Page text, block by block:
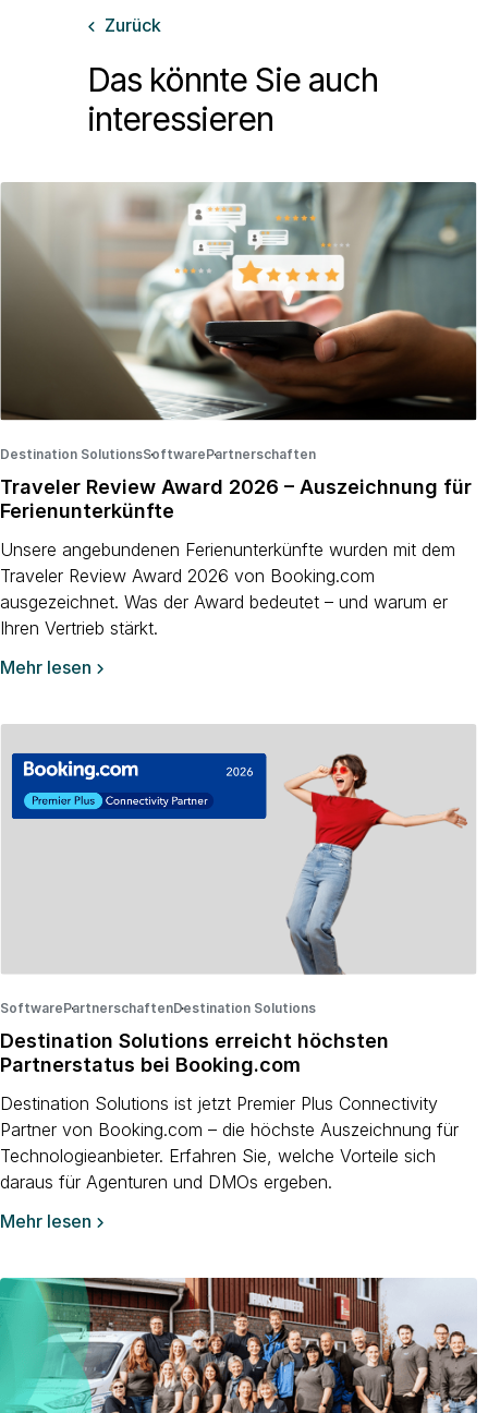
 Zurück
Das könnte Sie auch
interessieren
Destination Solutions ·
Software ·
Partnerschaften
Traveler Review Award 2026 – Auszeichnung für
Ferienunterkünfte
Unsere angebundenen Ferienunterkünfte wurden mit dem
Traveler Review Award 2026 von Booking.com
ausgezeichnet. Was der Award bedeutet – und warum er
Ihren Vertrieb stärkt.
Mehr lesen 
Software ·
Partnerschaften ·
Destination Solutions
Destination Solutions erreicht höchsten
Partnerstatus bei Booking.com
Destination Solutions ist jetzt Premier Plus Connectivity
Partner von Booking.com – die höchste Auszeichnung für
Technologieanbieter. Erfahren Sie, welche Vorteile sich
daraus für Agenturen und DMOs ergeben.
Mehr lesen 